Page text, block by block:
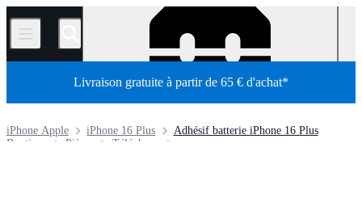
/
Livraison gratuite à partir de 65 € d'achat*
Adhésif batterie iPhone 16 Plus
iPhone 16 Plus
iPhone Apple
Téléphone
Pièces
Boutique